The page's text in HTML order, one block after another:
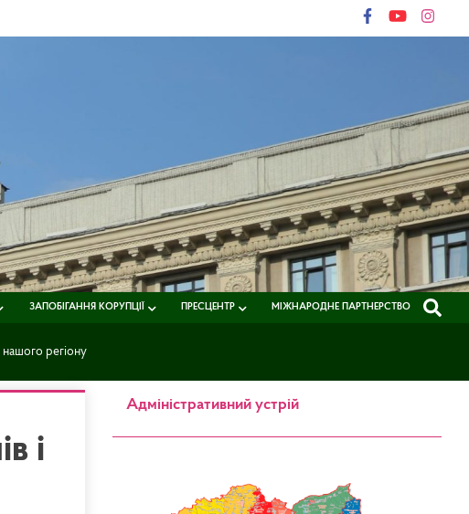
ЗАПОБІГАННЯ КОРУПЦІЇ ПРЕСЦЕНТР МІЖНАРОДНЕ ПАРТНЕРСТВО
нашого регіону
і
Адміністративний устрій